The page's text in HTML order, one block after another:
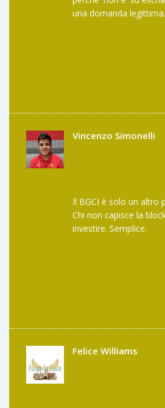
una domanda
Vincenzo Simonelli
Il BGCI è solo un altro
Chi non capisce la
investire. Semplice.
Felice Williams